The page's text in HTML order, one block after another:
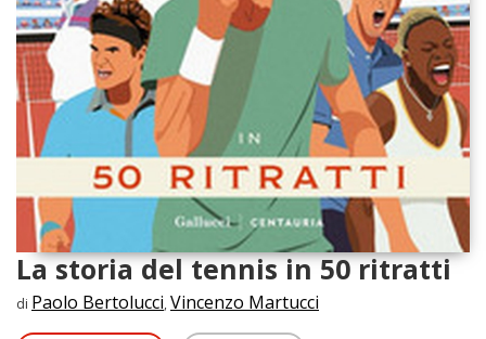
La storia del tennis in 50 ritratti
di Paolo Bertolucci, Vincenzo Martucci